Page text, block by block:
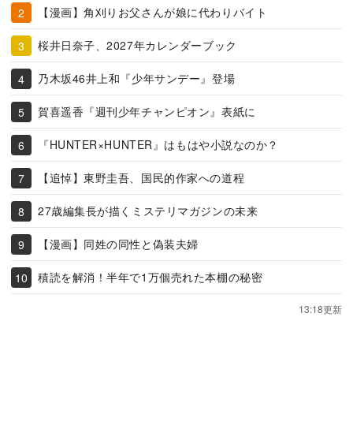
【漫画】角刈りお父さんが娘に代わりバイト
桜井日奈子、2027年カレンダーブック
乃木坂46井上和『少年サンデー』登場
賀喜遥香『週刊少年チャンピオン』表紙に
『HUNTER×HUNTER』はもはや小説なのか？
【追悼】東野圭吾、国民的作家への道程
27歳編集長が描くミステリマガジンの未来
【漫画】同姓の同性と偽装夫婦
積読を解消！半年で1万個売れた本棚の秘密
13:18更新